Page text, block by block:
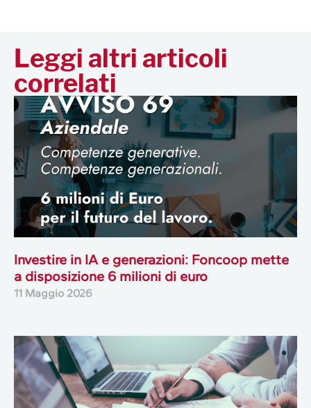
Leggi altri articoli
correlati
Investire in IA e generazioni: Foncoop mette
a disposizione 6 milioni di euro
11 Maggio 2026